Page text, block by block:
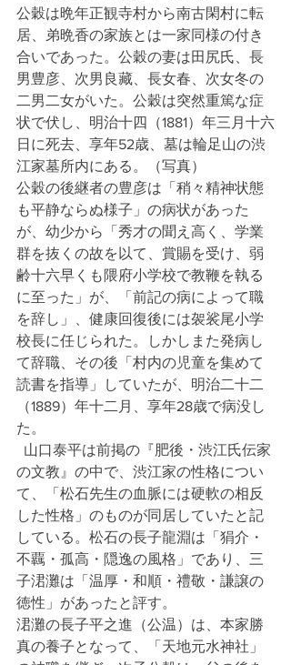
公穀は晩年正観寺村から南古閑村に転
居、弟晩香の家族とは一家同様の付き
合いであった。公穀の妻は田尻氏、長
男豊彦、次男良藏、長女春、次女冬の
二男二女がいた。公穀は突然重篤な症
状で伏し、明治十四（1881）年三月十六
日に死去、享年52歳、墓は輪足山の渋
江家墓所内にある。（写真）
公穀の後継者の豊彦は「稍々精神状態
も平静ならぬ様子」の病状があった
が、幼少から「秀才の聞え高く、学業
群を抜くの故を以て、賞賜を受け、弱
齢十六早くも隈府小学校で教鞭を執る
に至った」が、「前記の病によって職
を辞し」、健康回復後には袈裟尾小学
校長に任じられた。しかしまた発病し
て辞職、その後「村内の児童を集めて
読書を指導」していたが、明治二十二
（1889）年十二月、享年28歳で病没し
た。
の文教』の中で、渋江家の性格につい
て、「松石先生の血脈には硬軟の相反
した性格」のものが同居していたと記
している。松石の長子龍淵は「狷介・
不覊・孤高・隠逸の風格」であり、三
子涒灘は「温厚・和順・禮敬・謙譲の
徳性」があったと評す。
涒灘の長子平之進（公温）は、本家勝
真の養子となって、「天地元水神社」